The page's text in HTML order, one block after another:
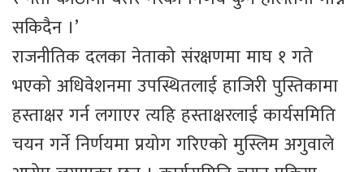
सकिदैन ।’
राजनीतिक दलका नेताको संरक्षणमा माघ १ गते
भएको अधिवेशनमा उपस्थितलाई हाजिरी पुस्तिकामा
हस्ताक्षर गर्न लगाएर त्यहि हस्ताक्षरलाई कार्यसमिति
चयन गर्ने निर्णयमा प्रयोग गरिएको मुस्लिम अगुवाले